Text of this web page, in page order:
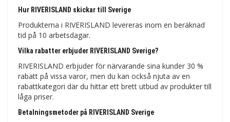
Hur RIVERISLAND skickar till Sverige
Produkterna i RIVERISLAND levereras inom en beräknad
tid på 10 arbetsdagar.
Vilka rabatter erbjuder RIVERISLAND Sverige?
RIVERISLAND erbjuder för närvarande sina kunder 30 %
rabatt på vissa varor, men du kan också njuta av en
rabattkategori där du hittar ett brett utbud av produkter till
låga priser.
Betalningsmetoder på RIVERISLAND Sverige